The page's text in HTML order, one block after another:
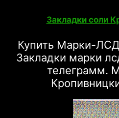
Закладки соли
Купить Марки-
Закладки марки
телеграмм.